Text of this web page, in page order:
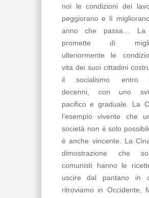
noi le condizioni dei
peggiorano e lì
anno che passa… La
promette di
ulteriormente le
vita dei suoi cittadini
il socialismo entro
decenni, con uno
pacifico e graduale. La
l’esempio vivente che
società non è solo
è anche vincente. La
dimostrazione che
comunisti hanno le
uscire dal pantano in
ritroviamo in Occidente,